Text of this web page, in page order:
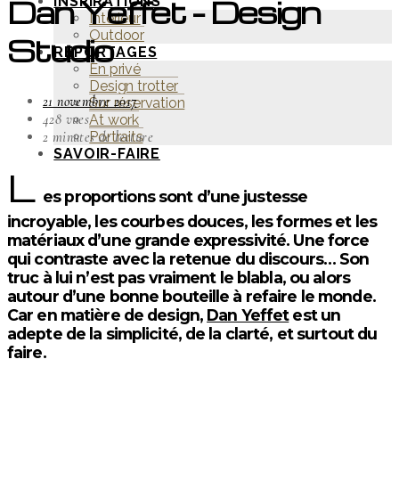
Intérieur
Outdoor
REPORTAGES
En privé
Design trotter
Sur réservation
At work
Portraits
SAVOIR-FAIRE
Dan Yeffet – Design
Studio
21 novembre 2017
428 vues
2 minutes de lecture
L es proportions sont d’une justesse
incroyable, les courbes douces, les formes et les
matériaux d’une grande expressivité. Une force
qui contraste avec la retenue du discours… Son
truc à lui n’est pas vraiment le blabla, ou alors
autour d’une bonne bouteille à refaire le monde.
Car en matière de design, Dan Yeffetest un
adepte de la simplicité, de la clarté, et surtout du
faire.